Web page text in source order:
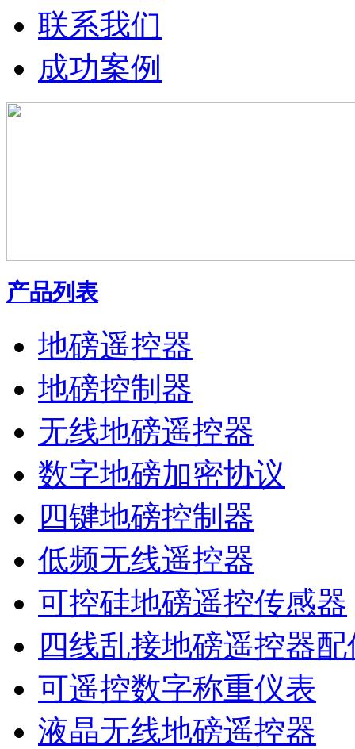
联系我们
成功案例
产品列表
地磅遥控器
地磅控制器
无线地磅遥控器
数字地磅加密协议
四键地磅控制器
低频无线遥控器
可控硅地磅遥控传感器
四线乱接地磅遥控器配
可遥控数字称重仪表
液晶无线地磅遥控器